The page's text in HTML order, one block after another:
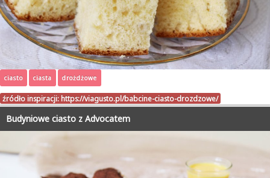
ciasto ciasta drożdżowe
źródło inspiracji: https://viagusto.pl/babcine-ciasto-drozdzowe/
Budyniowe ciasto z Advocatem